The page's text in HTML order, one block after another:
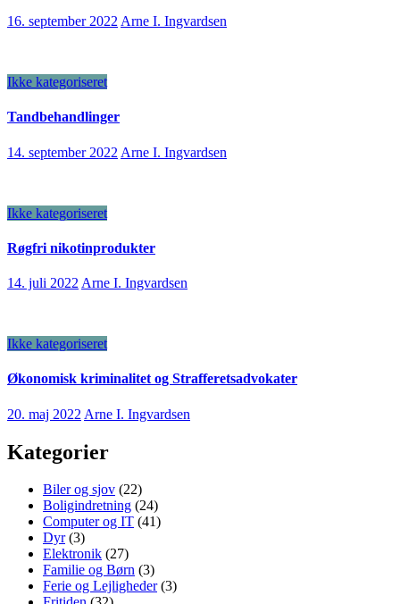
16. september 2022 Arne I. Ingvardsen
Ikke kategoriseret
Tandbehandlinger
14. september 2022 Arne I. Ingvardsen
Ikke kategoriseret
Røgfri nikotinprodukter
14. juli 2022 Arne I. Ingvardsen
Ikke kategoriseret
Økonomisk kriminalitet og Strafferetsadvokater
20. maj 2022 Arne I. Ingvardsen
Kategorier
Biler og sjov (22)
Boligindretning (24)
Computer og IT (41)
Dyr(3)
Elektronik (27)
Familie og Børn (3)
Ferie og Lejligheder(3)